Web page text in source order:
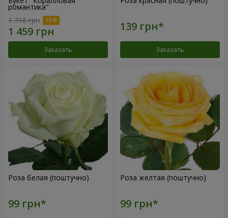
романтика"
1 716 грн
Заказать Заказать
Роза белая (поштучно) Роза желтая (поштучно)